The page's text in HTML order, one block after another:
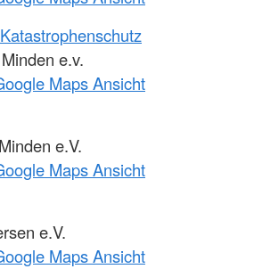
e.v.
Maps Ansicht
e.V.
Maps Ansicht
e.V.
Maps Ansicht